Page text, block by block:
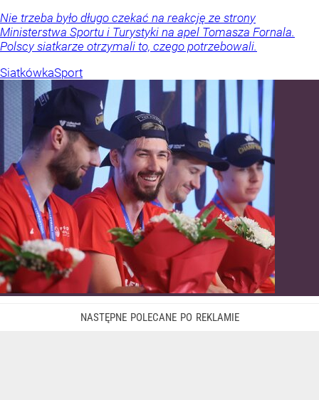
Nie trzeba było długo czekać na reakcję ze strony
Ministerstwa Sportu i Turystyki na apel Tomasza Fornala.
Polscy siatkarze otrzymali to, czego potrzebowali.
SiatkówkaSport